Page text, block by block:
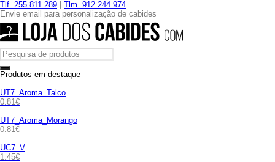
Tlf. 255 811 289
Tlm. 912 244 974
Envie email para personalização de cabides
Produtos em destaque
UT7_Aroma_Talco
0.81 €
UT7_Aroma_Morango
0.81 €
UC7_V
1.45€